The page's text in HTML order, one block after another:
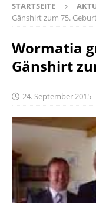
STARTSEITE
Gänshirt zum 75.
Wormatia
Gänshirt
24. September 2015